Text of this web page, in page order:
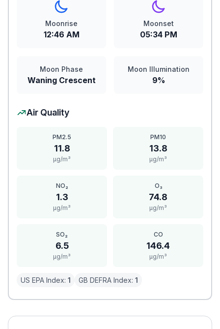
Moonrise
12:46 AM
Moonset
05:34 PM
Moon Phase
Waning Crescent
Moon Illumination
9%
Air Quality
PM2.5
11.8
μg/m³
PM10
13.8
μg/m³
NO₂
1.3
μg/m³
O₃
74.8
μg/m³
SO₂
6.5
μg/m³
CO
146.4
μg/m³
US EPA Index: 1 GB DEFRA Index: 1